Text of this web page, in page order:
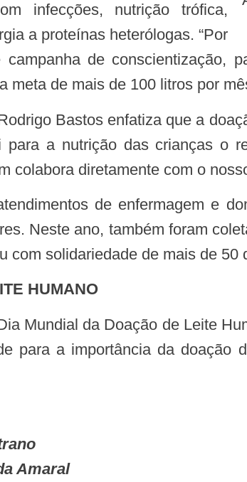
infecções, nutrição trófica,
a proteínas heterólogas. “Por
de conscientização,
meta de mais de 100 litros por
para a nutrição das crianças o
colabora diretamente com o
Neste ano, também foram
com solidariedade de mais de 50
HUMANO
para a importância da
Amaral